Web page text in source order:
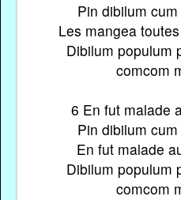
Pin dibilum
Les mangea
Dibilum populum
comcom
6 En fut malade
Pin dibilum
En fut malade
Dibilum populum
comcom